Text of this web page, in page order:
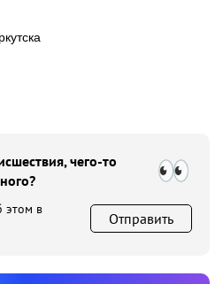
чего-то
этом в
Отправить